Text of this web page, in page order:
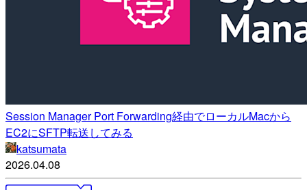
Session Manager Port Forwarding経由でローカルMacから
EC2にSFTP転送してみる
katsumata
2026.04.08